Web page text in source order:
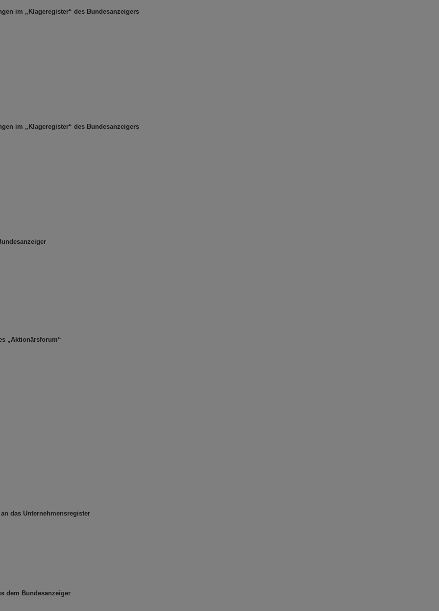
im „Klageregister“ des Bundesanzeigers
im „Klageregister“ des Bundesanzeigers
„Aktionärsforum“
das Unternehmensregister
dem Bundesanzeiger